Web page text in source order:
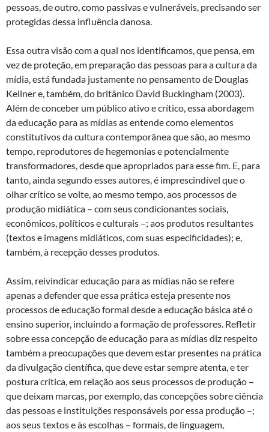
pessoas, de outro, como passivas e vulneráveis, precisando ser
protegidas dessa influência danosa.
Essa outra visão com a qual nos identificamos, que pensa, em
vez de proteção, em preparação das pessoas para a cultura da
mídia, está fundada justamente no pensamento de Douglas
Kellner e, também, do britânico David Buckingham (2003).
Além de conceber um público ativo e crítico, essa abordagem
da educação para as mídias as entende como elementos
constitutivos da cultura contemporânea que são, ao mesmo
tempo, reprodutores de hegemonias e potencialmente
transformadores, desde que apropriados para esse fim. E, para
tanto, ainda segundo esses autores, é imprescindível que o
olhar crítico se volte, ao mesmo tempo, aos processos de
produção midiática – com seus condicionantes sociais,
econômicos, políticos e culturais –; aos produtos resultantes
(textos e imagens midiáticos, com suas especificidades); e,
também, à recepção desses produtos.
Assim, reivindicar educação para as mídias não se refere
apenas a defender que essa prática esteja presente nos
processos de educação formal desde a educação básica até o
ensino superior, incluindo a formação de professores. Refletir
sobre essa concepção de educação para as mídias diz respeito
também a preocupações que devem estar presentes na prática
da divulgação científica, que deve estar sempre atenta, e ter
postura crítica, em relação aos seus processos de produção –
que deixam marcas, por exemplo, das concepções sobre ciência
das pessoas e instituições responsáveis por essa produção –;
aos seus textos e às escolhas – formais, de linguagem,